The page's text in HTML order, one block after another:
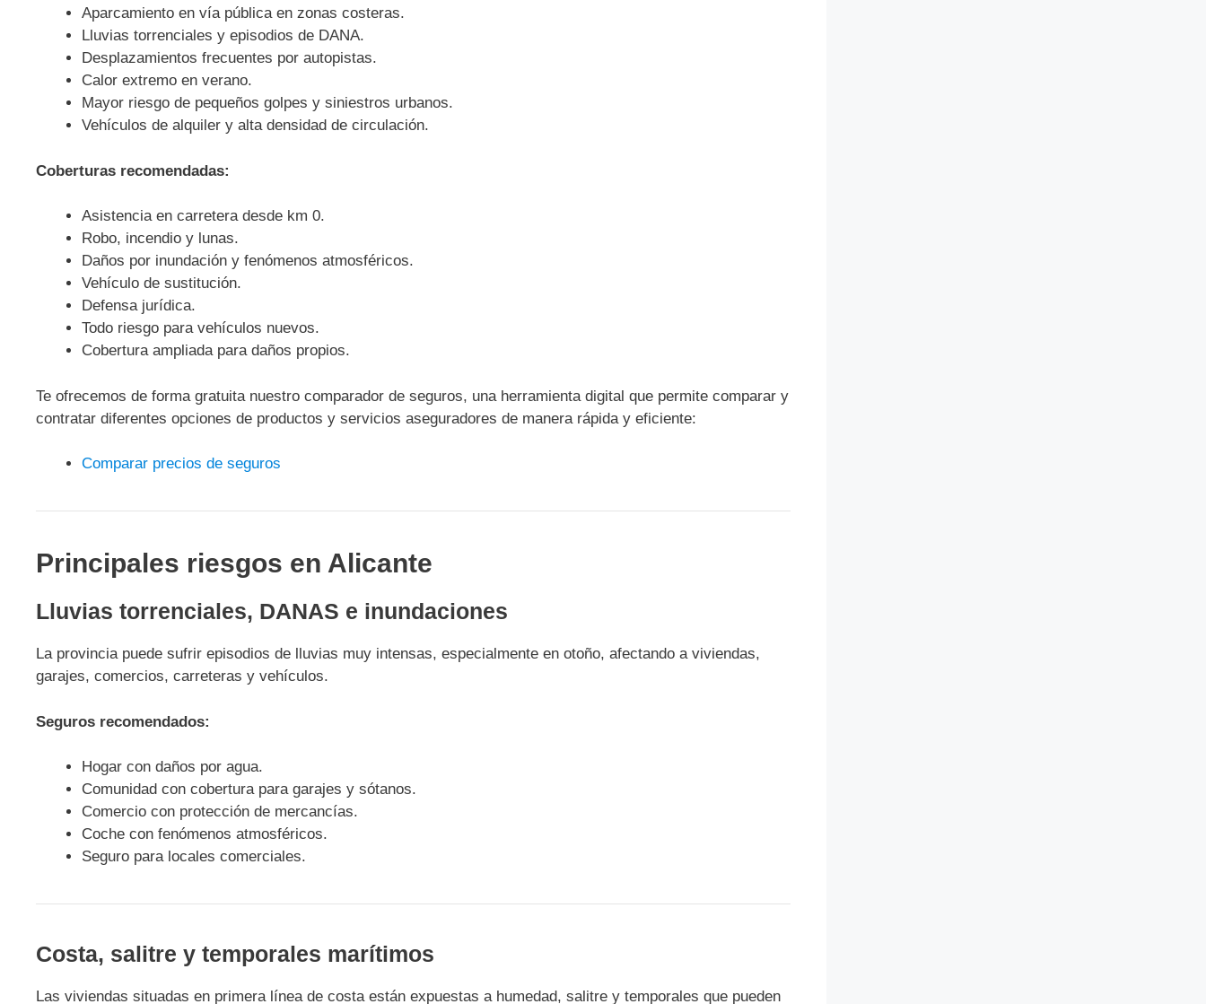
Aparcamiento en vía pública en zonas costeras.
Lluvias torrenciales y episodios de DANA.
Desplazamientos frecuentes por autopistas.
Calor extremo en verano.
Mayor riesgo de pequeños golpes y siniestros urbanos.
Vehículos de alquiler y alta densidad de circulación.
Coberturas recomendadas:
Asistencia en carretera desde km 0.
Robo, incendio y lunas.
Daños por inundación y fenómenos atmosféricos.
Vehículo de sustitución.
Defensa jurídica.
Todo riesgo para vehículos nuevos.
Cobertura ampliada para daños propios.
Te ofrecemos de forma gratuita nuestro comparador de seguros, una herramienta digital que permite comparar y
contratar diferentes opciones de productos y servicios aseguradores de manera rápida y eficiente:
Comparar precios de seguros
Principales riesgos en Alicante
Lluvias torrenciales, DANAS e inundaciones
La provincia puede sufrir episodios de lluvias muy intensas, especialmente en otoño, afectando a viviendas,
garajes, comercios, carreteras y vehículos.
Seguros recomendados:
Hogar con daños por agua.
Comunidad con cobertura para garajes y sótanos.
Comercio con protección de mercancías.
Coche con fenómenos atmosféricos.
Seguro para locales comerciales.
Costa, salitre y temporales marítimos
Las viviendas situadas en primera línea de costa están expuestas a humedad, salitre y temporales que pueden